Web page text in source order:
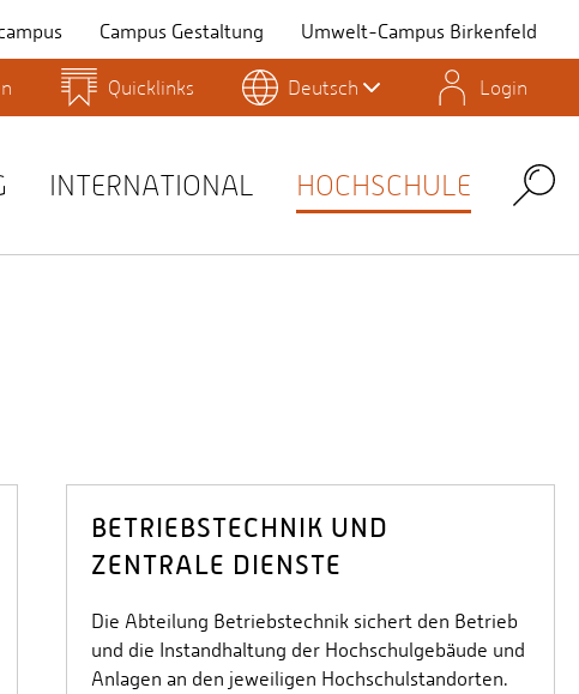
Campus Gestaltung Umwelt-Campus Birkenfeld
Personensuche
Stud.IP
Quicklinks Deutsch Login
INTERNATIONAL HOCHSCHULE Search
BETRIEBSTECHNIK UND
ZENTRALE DIENSTE
Die Abteilung Betriebstechnik sichert den Betrieb
und die Instandhaltung der Hochschulgebäude und
Anlagen an den jeweiligen Hochschulstandorten.